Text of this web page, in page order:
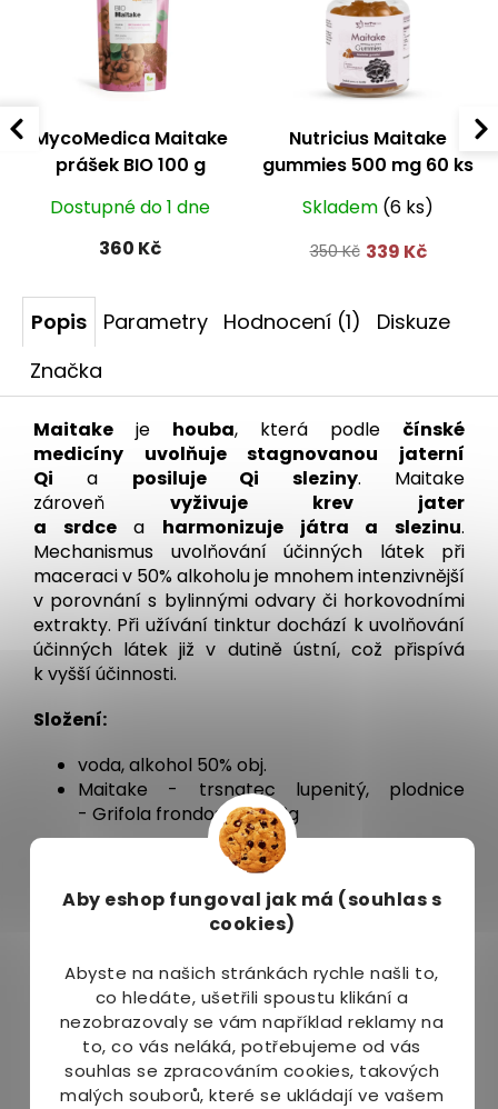
Aby eshop fungoval jak má (souhlas s
cookies)
Abyste na našich stránkách rychle našli to,
co hledáte, ušetřili spoustu klikání a
nezobrazovaly se vám například reklamy na
to, co vás neláká, potřebujeme od vás
souhlas se zpracováním cookies, takových
malých souborů, které se ukládají ve vašem
MycoMedica Maitake
prášek BIO 100 g
Dostupné do 1 dne
360 Kč
Nutricius Maitake
gummies 500 mg 60 ks
Skladem (6 ks)
350 Kč 339 Kč
Popis Parametry Hodnocení (1)
Diskuze
Značka
Maitake je houba, která podle čínské
medicíny uvolňuje stagnovanou jaterní
Qi a posiluje Qi sleziny. Maitake
zároveň vyživuje krev jater
a srdcea harmonizuje játra a slezinu.
Mechanismus uvolňování účinných látek při
maceraci v 50% alkoholu je mnohem intenzivnější
v porovnání s bylinnými odvary či horkovodními
extrakty. Při užívání tinktur dochází k uvolňování
účinných látek již v dutině ústní, což přispívá
k vyšší účinnosti.
Složení:
voda, alkohol 50% obj.
Maitake - trsnatec lupenitý, plodnice
- Grifola frondosa - 38,3g
před použitím je dobré tinktru protřepat.
Mírné zakalení je normální.
hmotnosti. Denní dávku rozdělit na dvě části
- ráno a večer. Tzn. pokud vážíte například
70 kg, tak si dáte 35 kapek ráno a 35 kapek
večer.
po konzultaci s odborníkem lze dát až
trojnásobnou dávku